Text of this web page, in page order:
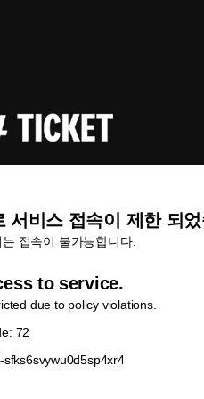
서비스 접속이 제한 되
접속이 불가능합니다.
to service.
due to policy violations.
72